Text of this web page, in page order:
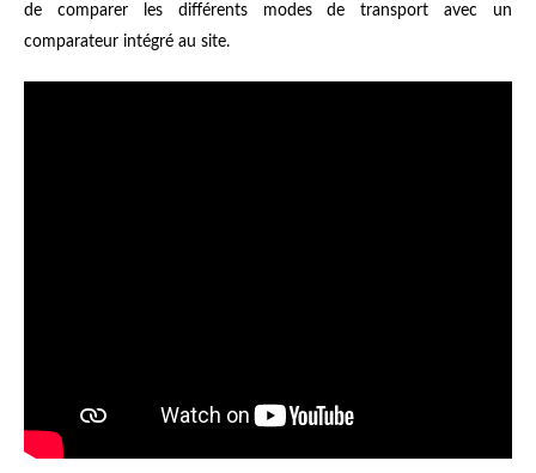
de comparer les différents modes de transport avec un
comparateur intégré au site.